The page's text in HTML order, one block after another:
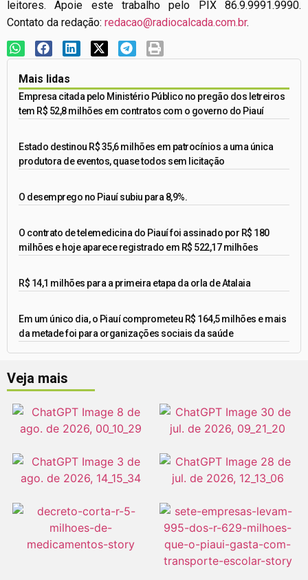
leitores. Apoie este trabalho pelo PIX 86.9.9991.9990.
Contato da redação: redacao@radiocalcada.com.br.
Mais lidas
Empresa citada pelo Ministério Público no pregão dos letreiros
tem R$ 52,8 milhões em contratos com o governo do Piauí
Estado destinou R$ 35,6 milhões em patrocínios a uma única
produtora de eventos, quase todos sem licitação
O desemprego no Piauí subiu para 8,9%.
O contrato de telemedicina do Piauí foi assinado por R$ 180
milhões e hoje aparece registrado em R$ 522,17 milhões
R$ 14,1 milhões para a primeira etapa da orla de Atalaia
Em um único dia, o Piauí comprometeu R$ 164,5 milhões e mais
da metade foi para organizações sociais da saúde
Veja mais